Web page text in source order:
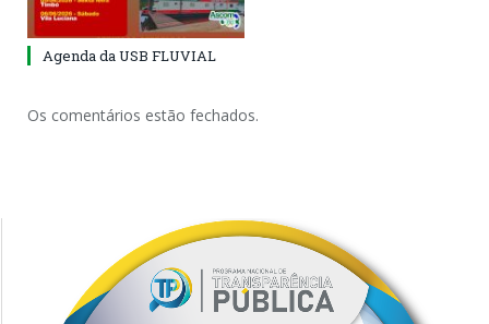
Agenda da USB FLUVIAL
Os comentários estão fechados.